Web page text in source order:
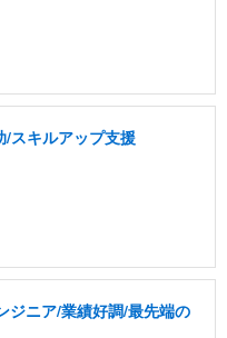
スキルアップ支援
ジニア/業績好調/最先端の